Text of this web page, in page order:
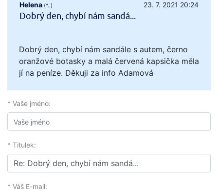
Helena (*..) 23. 7. 2021 20:24
Dobrý den, chybí nám sandá...
Dobrý den, chybí nám sandále s autem, černo
oranžové botasky a malá červená kapsička měla
jí na peníze. Děkuji za info Adamová
* Vaše jméno:
* Titulek:
* Váš E-mail: